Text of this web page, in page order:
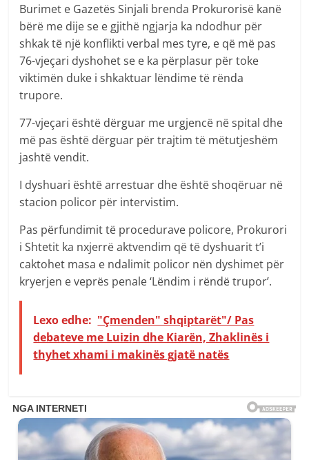
Burimet e Gazetës Sinjali brenda Prokurorisë kanë
bërë me dije se e gjithë ngjarja ka ndodhur për
shkak të një konflikti verbal mes tyre, e që më pas
76-vjeçari dyshohet se e ka përplasur për toke
viktimën duke i shkaktuar lëndime të rënda
trupore.
77-vjeçari është dërguar me urgjencë në spital dhe
më pas është dërguar për trajtim të mëtutjeshëm
jashtë vendit.
I dyshuari është arrestuar dhe është shoqëruar në
stacion policor për intervistim.
Pas përfundimit të procedurave policore, Prokurori
i Shtetit ka nxjerrë aktvendim që të dyshuarit t’i
caktohet masa e ndalimit policor nën dyshimet për
kryerjen e veprës penale ‘Lëndim i rëndë trupor’.
Lexo edhe: "Çmenden" shqiptarët"/ Pas
debateve me Luizin dhe Kiarën, Zhaklinës i
thyhet xhami i makinës gjatë natës